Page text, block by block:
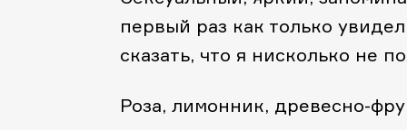
первый раз как только
сказать, что я нисколько не
Роза, лимонник, древесно-